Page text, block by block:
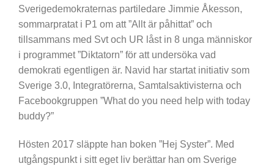
Sverigedemokraternas partiledare Jimmie Åkesson,
sommarpratat i P1 om att ”Allt är påhittat” och
tillsammans med Svt och UR låst in 8 unga människor
i programmet ”Diktatorn” för att undersöka vad
demokrati egentligen är. Navid har startat initiativ som
Sverige 3.0, Integratörerna, Samtalsaktivisterna och
Facebookgruppen ”What do you need help with today
buddy?”
Hösten 2017 släppte han boken ”Hej Syster”. Med
utgångspunkt i sitt eget liv berättar han om Sverige